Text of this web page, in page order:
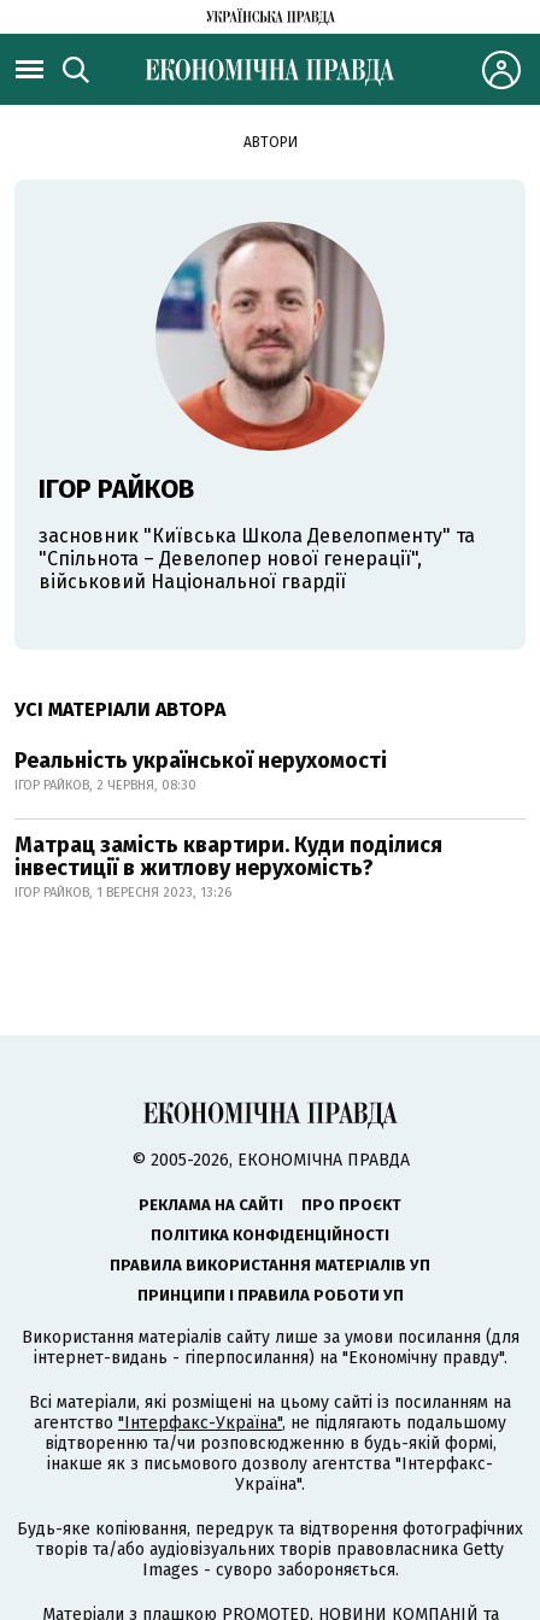
АВТОРИ
ІГОР РАЙКОВ
засновник "Київська Школа Девелопменту" та
"Спільнота – Девелопер нової генерації",
військовий Національної гвардії
УСІ МАТЕРІАЛИ АВТОРА
Реальність української нерухомості
ІГОР РАЙКОВ, 2 ЧЕРВНЯ, 08:30
Матрац замість квартири. Куди поділися
інвестиції в житлову нерухомість?
ІГОР РАЙКОВ, 1 ВЕРЕСНЯ 2023, 13:26
© 2005-2026, ЕКОНОМІЧНА ПРАВДА
РЕКЛАМА НА САЙТІ
ПРО ПРОЄКТ
ПОЛІТИКА КОНФІДЕНЦІЙНОСТІ
ПРАВИЛА ВИКОРИСТАННЯ МАТЕРІАЛІВ УП
ПРИНЦИПИ І ПРАВИЛА РОБОТИ УП
Використання матеріалів сайту лише за умови посилання (для
інтернет-видань - гіперпосилання) на "Економічну правду".
Всі матеріали, які розміщені на цьому сайті із посиланням на
агентство "Інтерфакс-Україна", не підлягають подальшому
відтворенню та/чи розповсюдженню в будь-якій формі,
інакше як з письмового дозволу агентства "Інтерфакс-
Україна".
Будь-яке копіювання, передрук та відтворення фотографічних
творів та/або аудіовізуальних творів правовласника Getty
Images - суворо забороняється.
Матеріали з плашкою PROMOTED, НОВИНИ КОМПАНІЙ та